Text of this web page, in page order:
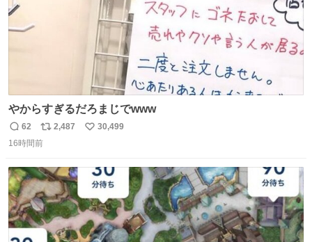
やからすぎるだろまじでwww
返
信
62
リ
ポ
ト
数
2,487
い
数
30,499
16時間前